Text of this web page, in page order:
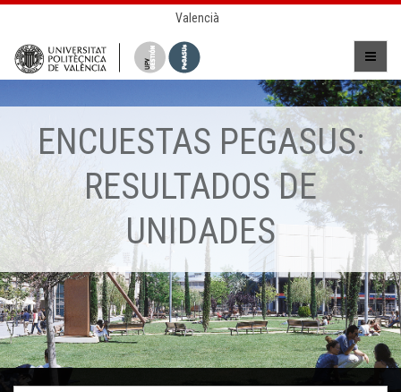
Valencià
ENCUESTAS PEGASUS:
RESULTADOS DE
UNIDADES